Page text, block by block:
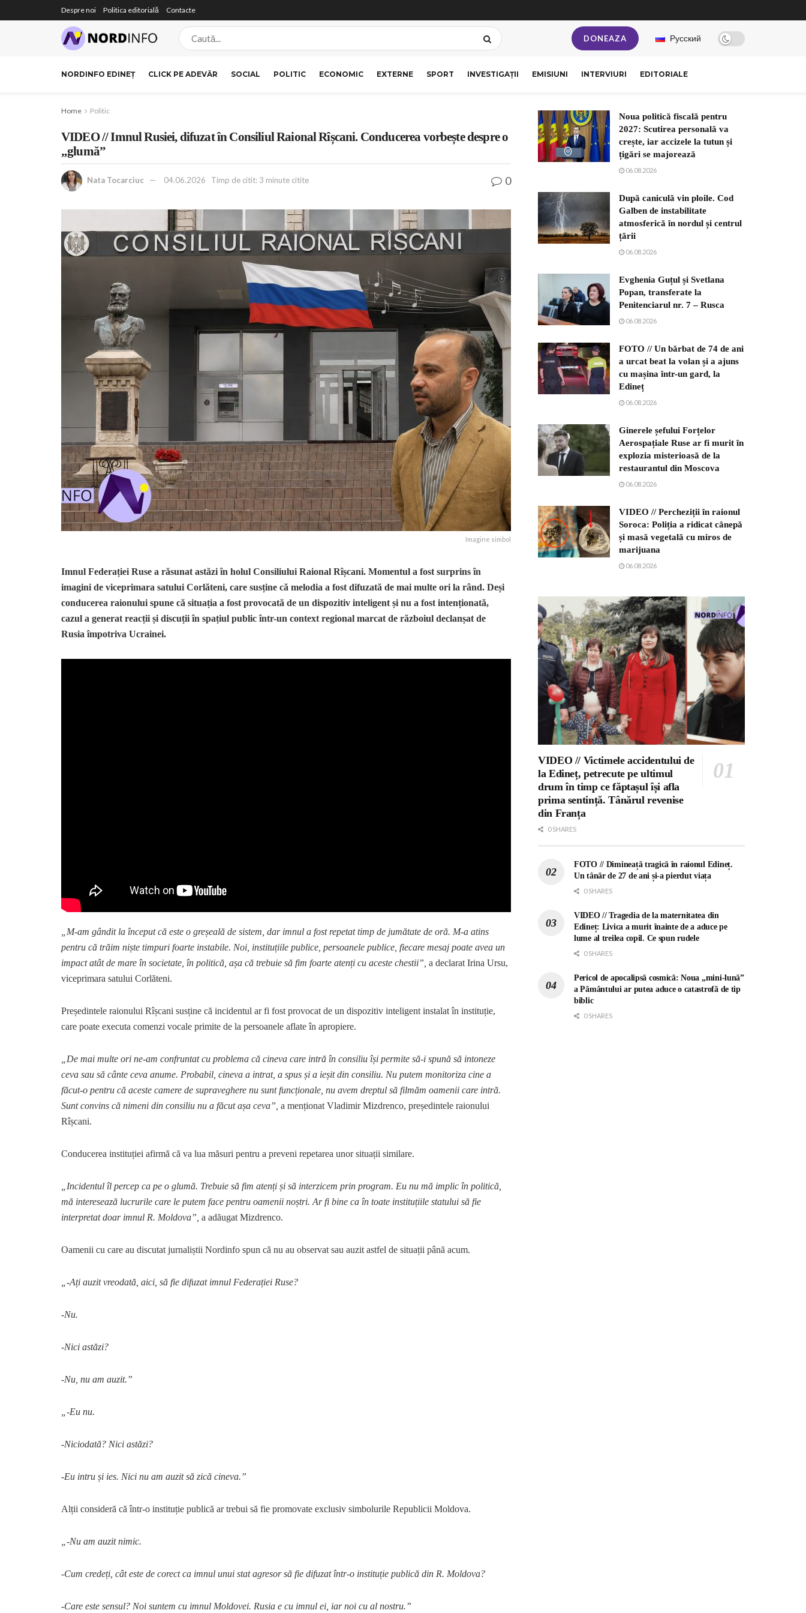
Despre noi Politica editorială Contacte
DONEAZA Русский
NORDINFO EDINEȚ CLICK PE ADEVĂR SOCIAL POLITIC ECONOMIC EXTERNE SPORT INVESTIGAȚII EMISIUNI INTERVIURI EDITORIALE
Home Politic
VIDEO // Imnul Rusiei, difuzat în Consiliul Raional Rîșcani. Conducerea vorbește despre o
„glumă”
Nata Tocarciuc 04.06.2026 Timp de citit: 3 minute citite 0
Imagine simbol
Imnul Federației Ruse a răsunat astăzi în holul Consiliului Raional Rîșcani. Momentul a fost surprins în
imagini de viceprimara satului Corlăteni, care susține că melodia a fost difuzată de mai multe ori la rând. Deși
conducerea raionului spune că situația a fost provocată de un dispozitiv inteligent și nu a fost intenționată,
cazul a generat reacții și discuții în spațiul public într-un context regional marcat de războiul declanșat de
Rusia împotriva Ucrainei.
„M-am gândit la început că este o greșeală de sistem, dar imnul a fost repetat timp de jumătate de oră. M-a atins
pentru că trăim niște timpuri foarte instabile. Noi, instituțiile publice, persoanele publice, fiecare mesaj poate avea un
impact atât de mare în societate, în politică, așa că trebuie să fim foarte atenți cu aceste chestii”, a declarat Irina Ursu,
viceprimara satului Corlăteni.
Președintele raionului Rîșcani susține că incidentul ar fi fost provocat de un dispozitiv inteligent instalat în instituție,
care poate executa comenzi vocale primite de la persoanele aflate în apropiere.
„De mai multe ori ne-am confruntat cu problema că cineva care intră în consiliu își permite să-i spună să intoneze
ceva sau să cânte ceva anume. Probabil, cineva a intrat, a spus și a ieșit din consiliu. Nu putem monitoriza cine a
făcut-o pentru că aceste camere de supraveghere nu sunt funcționale, nu avem dreptul să filmăm oamenii care intră.
Sunt convins că nimeni din consiliu nu a făcut așa ceva”, a menționat Vladimir Mizdrenco, președintele raionului
Rîșcani.
Conducerea instituției afirmă că va lua măsuri pentru a preveni repetarea unor situații similare.
„Incidentul îl percep ca pe o glumă. Trebuie să fim atenți și să interzicem prin program. Eu nu mă implic în politică,
mă interesează lucrurile care le putem face pentru oamenii noștri. Ar fi bine ca în toate instituțiile statului să fie
interpretat doar imnul R. Moldova”, a adăugat Mizdrenco.
Oamenii cu care au discutat jurnaliștii Nordinfo spun că nu au observat sau auzit astfel de situații până acum.
„-Ați auzit vreodată, aici, să fie difuzat imnul Federației Ruse?
-Nu.
-Nici astăzi?
-Nu, nu am auzit.”
„-Eu nu.
-Niciodată? Nici astăzi?
-Eu intru și ies. Nici nu am auzit să zică cineva.”
Alții consideră că într-o instituție publică ar trebui să fie promovate exclusiv simbolurile Republicii Moldova.
„-Nu am auzit nimic.
-Cum credeți, cât este de corect ca imnul unui stat agresor să fie difuzat într-o instituție publică din R. Moldova?
-Care este sensul? Noi suntem cu imnul Moldovei. Rusia e cu imnul ei, iar noi cu al nostru.”
Noua politică fiscală pentru
2027: Scutirea personală va
crește, iar accizele la tutun și
țigări se majorează
06.08.2026
După caniculă vin ploile. Cod
Galben de instabilitate
atmosferică în nordul și centrul
țării
06.08.2026
Evghenia Guțul și Svetlana
Popan, transferate la
Penitenciarul nr. 7 – Rusca
06.08.2026
FOTO // Un bărbat de 74 de ani
a urcat beat la volan și a ajuns
cu mașina într-un gard, la
Edineț
06.08.2026
Ginerele șefului Forțelor
Aerospațiale Ruse ar fi murit în
explozia misterioasă de la
restaurantul din Moscova
06.08.2026
VIDEO // Percheziții în raionul
Soroca: Poliția a ridicat cânepă
și masă vegetală cu miros de
marijuana
06.08.2026
VIDEO // Victimele accidentului de
la Edineț, petrecute pe ultimul
drum în timp ce făptașul își afla
prima sentință. Tânărul revenise
din Franța
0 SHARES
FOTO // Dimineață tragică în raionul Edineț.
Un tânăr de 27 de ani și-a pierdut viața
0 SHARES
VIDEO // Tragedia de la maternitatea din
Edineț: Livica a murit înainte de a aduce pe
lume al treilea copil. Ce spun rudele
0 SHARES
Pericol de apocalipsă cosmică: Noua „mini-lună”
a Pământului ar putea aduce o catastrofă de tip
biblic
0 SHARES